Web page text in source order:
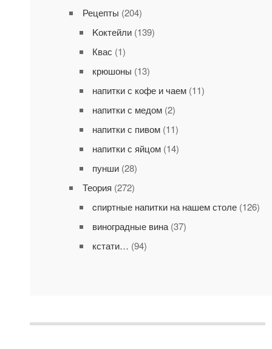
Рецепты (204)
Kоктейли(139)
Квас (1)
крюшоны (13)
напитки с кофе и чаем(11)
напитки с медом(2)
напитки с пивом(11)
напитки с яйцом(14)
пунши(28)
Теория (272)
cпиртные напитки на нашем столе(126)
виноградные вина(37)
кстати… (94)